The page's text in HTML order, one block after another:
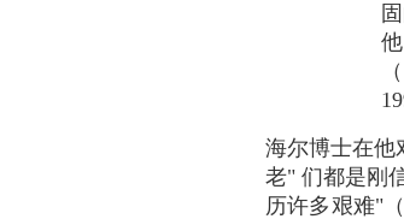
海尔博士在他
老" 们都是刚
历许多艰难"